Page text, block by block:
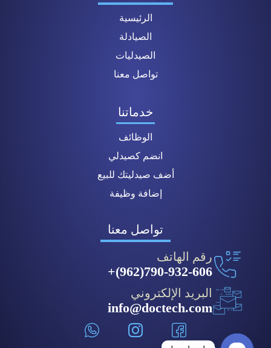
الرئيسية
الصيادلة
الصيدليات
تواصل معنا
خدماتنا
الوظائف
انضم كصيدلي
أضف صيدليتك للبيع
إضافة وظيفة
تواصل معنا
رقم الهاتف
790-932-606(962)+
البريد الإلكتروني
info@doctech.com